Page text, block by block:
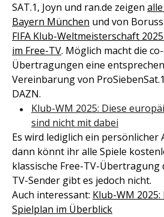
SAT.1, Joyn und ran.de zeigen
Bayern München und von
FIFA Klub-Weltmeisterschaft
im Free-TV. Möglich macht die
Übertragungen eine
Vereinbarung von
DAZN.
Klub-WM 2025: Diese
sind nicht mit dabei
Es wird lediglich ein persönlicher
dann könnt ihr alle Spiele
klassische Free-TV-
TV-Sender gibt es jedoch nicht.
Auch interessant: Klub-WM
Spielplan im Überblick